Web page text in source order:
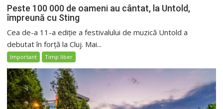
Peste 100 000 de oameni au cântat, la Untold,
împreună cu Sting
Cea de-a 11-a ediție a festivalului de muzică Untold a
debutat în forță la Cluj. Mai...
Important Timp liber